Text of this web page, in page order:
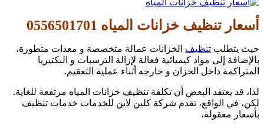
أسعار تنظيف خزانات المياه 0556501701
حيث يتطلب تنظيف الخزانات عمالة متخصصة و معدات متطورة،
بالإضافة إلى مواد كيميائية فعالة لإزالة الترسبات و البكتيريا
المتراكمة داخل الخزان و خارجه أثناء عملية التعقيم.
لذا، قد يعتقد البعض أن تكلفة تنظيف خزانات المياه مرتفعة للغاية.
لكن، في الواقع، تقدم شركة كلين لاين للخدمات خدمات تنظيف
بأسعار معقولة،